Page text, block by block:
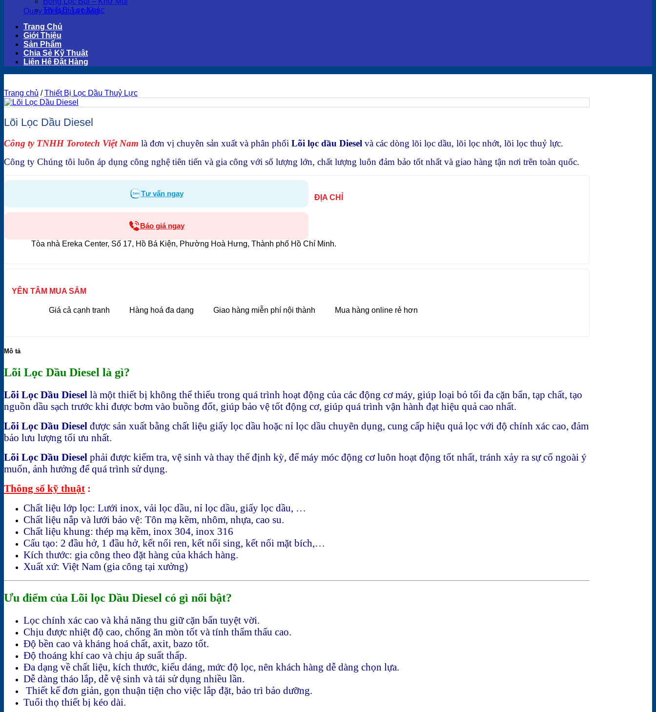
Quay trở lại cửa hàng
Thiết Bị Lọc Khác
Trang Chủ
Giới Thiệu
Sản Phẩm
Chia Sẻ Kỹ Thuật
Liên Hệ Đặt Hàng
Trang chủ / Thiết Bị Lọc Dầu Thuỷ Lực
Lõi Lọc Dầu Diesel
Công ty TNHH Torotech Việt Nam là đơn vị chuyên sản xuất và phân phối Lõi lọc dầu Diesel và các dòng lõi lọc dầu, lõi lọc nhớt, lõi lọc thuỷ lực.
Công ty Chúng tôi luôn áp dụng công nghệ tiên tiến và gia công với số lượng lớn, chất lượng luôn đảm bảo tốt nhất và giao hàng tận nơi trên toàn quốc.
Tư vấn ngay
Báo giá ngay
ĐỊA CHỈ
Tòa nhà Ereka Center, Số 17, Hồ Bá Kiện, Phường Hoà Hưng, Thành phố Hồ Chí Minh.
YÊN TÂM MUA SẮM
Giá cả cạnh tranh Hàng hoá đa dạng Giao hàng miễn phí nội thành Mua hàng online rẻ hơn
Mô tả
Lõi Lọc Dầu Diesel là gì?
Lõi Lọc Dầu Diesel là một thiết bị không thể thiếu trong quá trình hoạt động của các động cơ máy, giúp loại bỏ tối đa cặn bẩn, tạp chất, tạo
nguồn dầu sạch trước khi được bơm vào buồng đốt, giúp bảo vệ tốt động cơ, giúp quá trình vận hành đạt hiệu quả cao nhất.
Lõi Lọc Dầu Diesel được sản xuất bằng chất liệu giấy lọc dầu hoặc nỉ lọc dầu chuyên dụng, cung cấp hiệu quả lọc với độ chính xác cao, đảm
bảo lưu lượng tối ưu nhất.
Lõi Lọc Dầu Diesel phải được kiểm tra, vệ sinh và thay thế định kỳ, để máy móc động cơ luôn hoạt động tốt nhất, tránh xảy ra sự cố ngoài ý
muốn, ảnh hưởng để quá trình sử dụng.
Thông số kỹ thuật :
Chất liệu lớp lọc: Lưới inox, vải lọc dầu, nỉ lọc dầu, giấy lọc dầu, …
Chất liệu nắp và lưới bảo vệ: Tôn mạ kẽm, nhôm, nhựa, cao su.
Chất liệu khung: thép mạ kẽm, inox 304, inox 316
Cấu tạo: 2 đầu hở, 1 đầu hở, kết nối ren, kết nối sing, kết nối mặt bích,…
Kích thước: gia công theo đặt hàng của khách hàng.
Xuất xứ: Việt Nam (gia công tại xưởng)
Ưu điểm của Lõi lọc Dầu Diesel có gì nổi bật?
Lọc chính xác cao và khả năng thu giữ cặn bẩn tuyệt vời.
Chịu được nhiệt độ cao, chống ăn mòn tốt và tính thẩm thấu cao.
Độ bền cao và kháng hoá chất, axit, bazo tốt.
Độ thoáng khí cao và chịu áp suất thấp.
Đa dạng về chất liệu, kích thước, kiểu dáng, mức độ lọc, nên khách hàng dễ dàng chọn lựa.
Dễ dàng tháo lắp, dễ vệ sinh và tái sử dụng nhiều lần.
Thiết kế đơn giản, gọn thuận tiện cho việc lắp đặt, bảo trì bảo dưỡng.
Tuổi thọ thiết bị kéo dài.